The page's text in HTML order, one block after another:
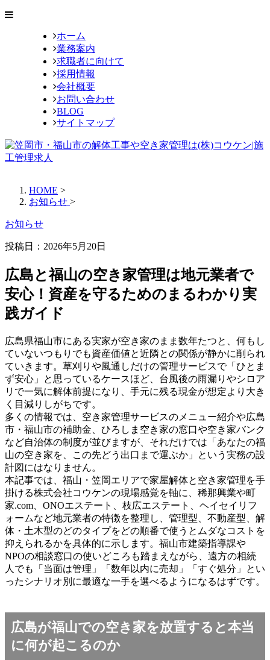
ホーム
業務案内
求職者に向けて
採用情報
会社概要
お問い合わせ
BLOG
サイトマップ
HOME >
お知らせ >
お知らせ
投稿日： 2026年5月20日
広島と福山の空き家管理は地元業者で
安心！資産を守るためのまるわかり実
践ガイド
広島県福山市にある実家が空き家のまま数年たつと、何もし
ていないつもりでも資産価値と近隣との関係が静かに削られ
ていきます。草刈りや風通しだけの管理サービスで「ひとま
ず安心」と思っているケースほど、台風後の雨漏りやシロア
リで一気に解体前提になり、手元に残る現金が想定より大き
く目減りしがちです。
多くの情報では、空き家管理サービスのメニュー紹介や広島
市・福山市の補助金、ひろしま空き家の窓口や空き家バンク
など自治体の制度が並びますが、それだけでは「あなたの福
山の空き家を、この先どう出口まで運ぶか」という実務の設
計図にはなりません。
本記事では、福山・笠岡エリアで家屋解体と空き家管理を手
掛ける株式会社コウケンの現場感覚を軸に、稀那興業や町
家.com、ONOエステート、枝広エステート、ヘイセイリフ
ォームなど地元業者の特徴を整理し、管理型、不動産型、解
体・土木型のどのタイプをどの順番で使うとムダなコストを
抑えられるかを具体的に示します。福山市建築指導課や
NPOの相談窓口の使いどころも踏まえながら、遠方の相続
人でも「当面は管理」「数年以内に売却」「すぐ処分」とい
ったシナリオ別に最適な一手を選べるようになるはずです。
広島が福山での空き家を放置すると本当
に何が起こるのか